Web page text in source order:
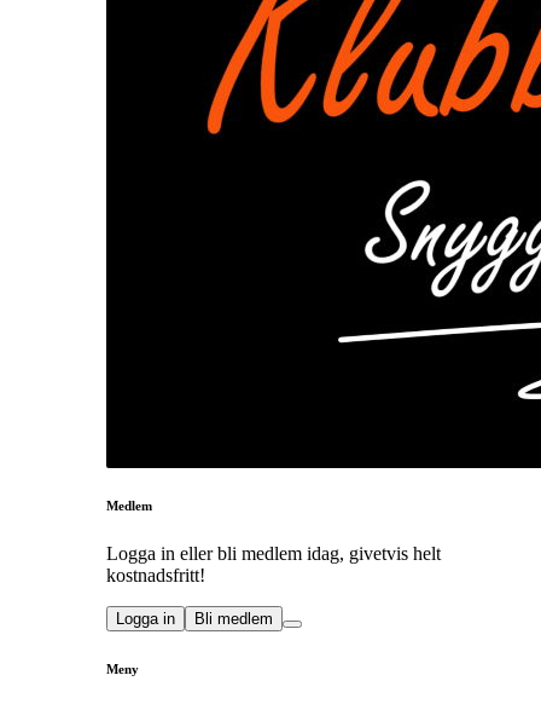
Medlem
Logga in eller bli medlem idag, givetvis helt
kostnadsfritt!
Logga in Bli medlem
Meny